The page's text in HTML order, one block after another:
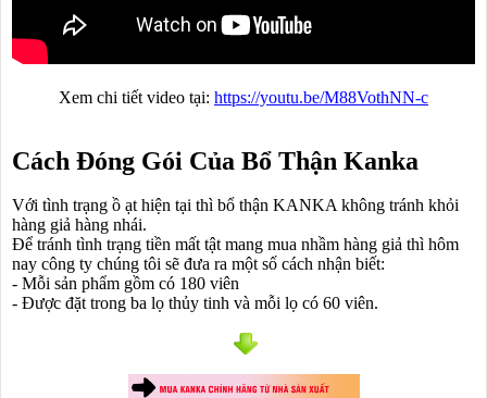
Xem chi tiết video tại: https://youtu.be/M88VothNN-c
Cách Đóng Gói Của Bổ Thận Kanka
Với tình trạng ồ ạt hiện tại thì bổ thận KANKA không tránh khỏi
hàng giả hàng nhái.
Để tránh tình trạng tiền mất tật mang mua nhầm hàng giả thì hôm
nay công ty chúng tôi sẽ đưa ra một số cách nhận biết:
- Mỗi sản phẩm gồm có 180 viên
- Được đặt trong ba lọ thủy tinh và mỗi lọ có 60 viên.